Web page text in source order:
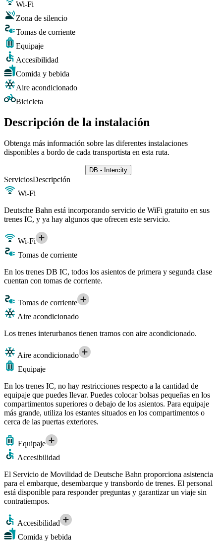
Wi-Fi
Zona de silencio
Tomas de corriente
Equipaje
Accesibilidad
Comida y bebida
Aire acondicionado
Bicicleta
Descripción de la instalación
Obtenga más información sobre las diferentes instalaciones
disponibles a bordo de cada transportista en esta ruta.
DB - Intercity
ServiciosDescripción
Wi-Fi
Deutsche Bahn está incorporando servicio de WiFi gratuito en sus
trenes IC, y ya hay algunos que ofrecen este servicio.
Wi-Fi
Tomas de corriente
En los trenes DB IC, todos los asientos de primera y segunda clase
cuentan con tomas de corriente.
Tomas de corriente
Aire acondicionado
Los trenes interurbanos tienen tramos con aire acondicionado.
Aire acondicionado
Equipaje
En los trenes IC, no hay restricciones respecto a la cantidad de
equipaje que puedes llevar. Puedes colocar bolsas pequeñas en los
compartimentos superiores o debajo de los asientos. Para equipaje
más grande, utiliza los estantes situados en los compartimentos o
cerca de las puertas exteriores.
Equipaje
Accesibilidad
El Servicio de Movilidad de Deutsche Bahn proporciona asistencia
para el embarque, desembarque y transbordo de trenes. El personal
está disponible para responder preguntas y garantizar un viaje sin
contratiempos.
Accesibilidad
Comida y bebida